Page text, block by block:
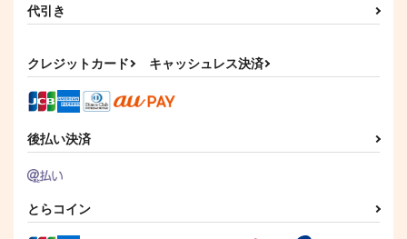
代引き
クレジットカード キャッシュレス決済
後払い決済
とらコイン